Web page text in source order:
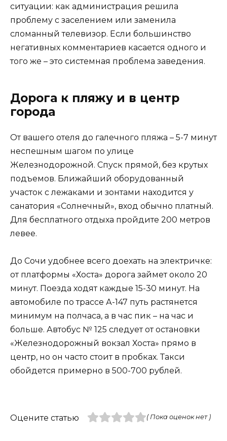
ситуации: как администрация решила
проблему с заселением или заменила
сломанный телевизор. Если большинство
негативных комментариев касается одного и
того же – это системная проблема заведения.
Дорога к пляжу и в центр
города
От вашего отеля до галечного пляжа – 5-7 минут
неспешным шагом по улице
Железнодорожной. Спуск прямой, без крутых
подъемов. Ближайший оборудованный
участок с лежаками и зонтами находится у
санатория «Солнечный», вход обычно платный.
Для бесплатного отдыха пройдите 200 метров
левее.
До Сочи удобнее всего доехать на электричке:
от платформы «Хоста» дорога займет около 20
минут. Поезда ходят каждые 15-30 минут. На
автомобиле по трассе А-147 путь растянется
минимум на полчаса, а в час пик – на час и
больше. Автобус № 125 следует от остановки
«Железнодорожный вокзал Хоста» прямо в
центр, но он часто стоит в пробках. Такси
обойдется примерно в 500-700 рублей.
Оцените статью ( Пока оценок нет )